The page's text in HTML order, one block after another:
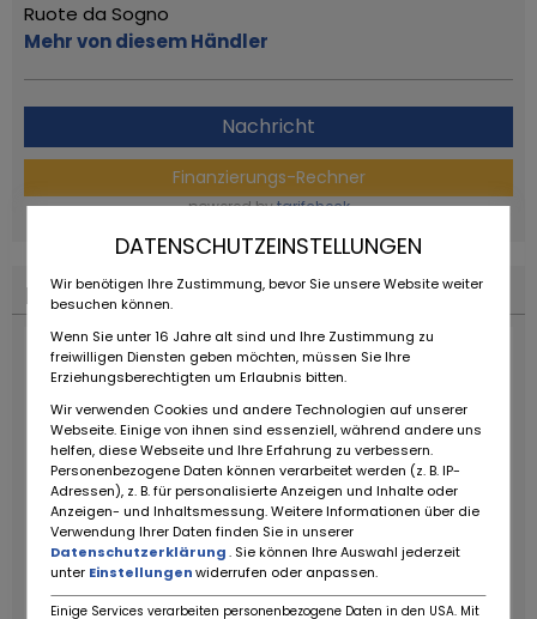
Ruote da Sogno
Mehr von diesem Händler
Nachricht
Finanzierungs-Rechner
powered bytarifcheck
Finanzierungs-Rechner
DATENSCHUTZEINSTELLUNGEN
Wir benötigen Ihre Zustimmung, bevor Sie unsere Website weiter
besuchen können.
Wenn Sie unter 16 Jahre alt sind und Ihre Zustimmung zu
freiwilligen Diensten geben möchten, müssen Sie Ihre
Erziehungsberechtigten um Erlaubnis bitten.
Wir verwenden Cookies und andere Technologien auf unserer
Webseite. Einige von ihnen sind essenziell, während andere uns
helfen, diese Webseite und Ihre Erfahrung zu verbessern.
Personenbezogene Daten können verarbeitet werden (z. B. IP-
Adressen), z. B. für personalisierte Anzeigen und Inhalte oder
Anzeigen- und Inhaltsmessung. Weitere Informationen über die
Verwendung Ihrer Daten finden Sie in unserer
Datenschutzerklärung. Sie können Ihre Auswahl jederzeit
unter Einstellungenwiderrufen oder anpassen.
Einige Services verarbeiten personenbezogene Daten in den USA. Mit